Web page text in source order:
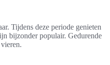
Tijdens deze periode genieten
bijzonder populair. Gedurende